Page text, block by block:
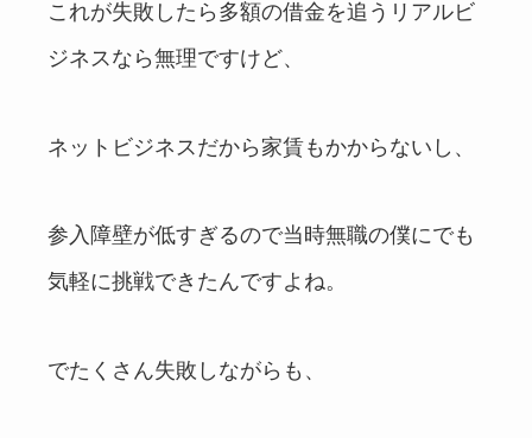
これが失敗したら多額の借金を追うリアルビ
ジネスなら無理ですけど、
ネットビジネスだから家賃もかからないし、
参入障壁が低すぎるので当時無職の僕にでも
気軽に挑戦できたんですよね。
でたくさん失敗しながらも、